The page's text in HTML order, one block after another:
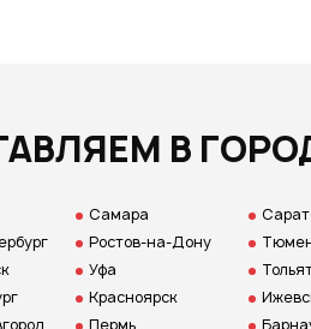
В
Самара
Ростов-на-Дону
Уфа
Красноярск